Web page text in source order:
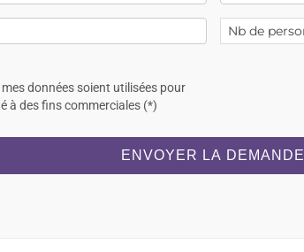
données soient utilisées pour
à des fins commerciales (*)
ENVOYER LA DEMANDE